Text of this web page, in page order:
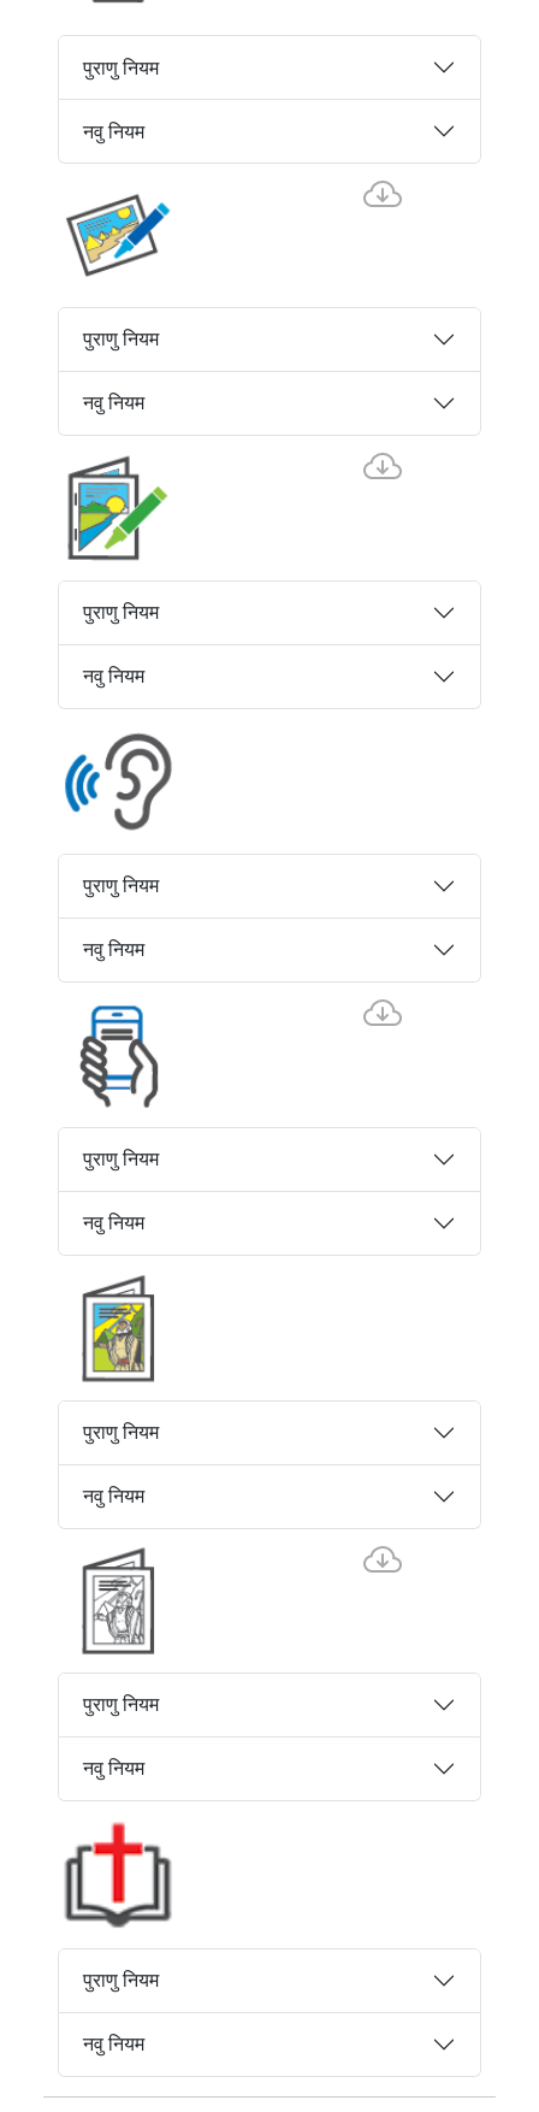
पुराणु नियम
नवु नियम
पुराणु नियम
नवु नियम
पुराणु नियम
नवु नियम
पुराणु नियम
नवु नियम
पुराणु नियम
नवु नियम
पुराणु नियम
नवु नियम
पुराणु नियम
नवु नियम
पुराणु नियम
नवु नियम